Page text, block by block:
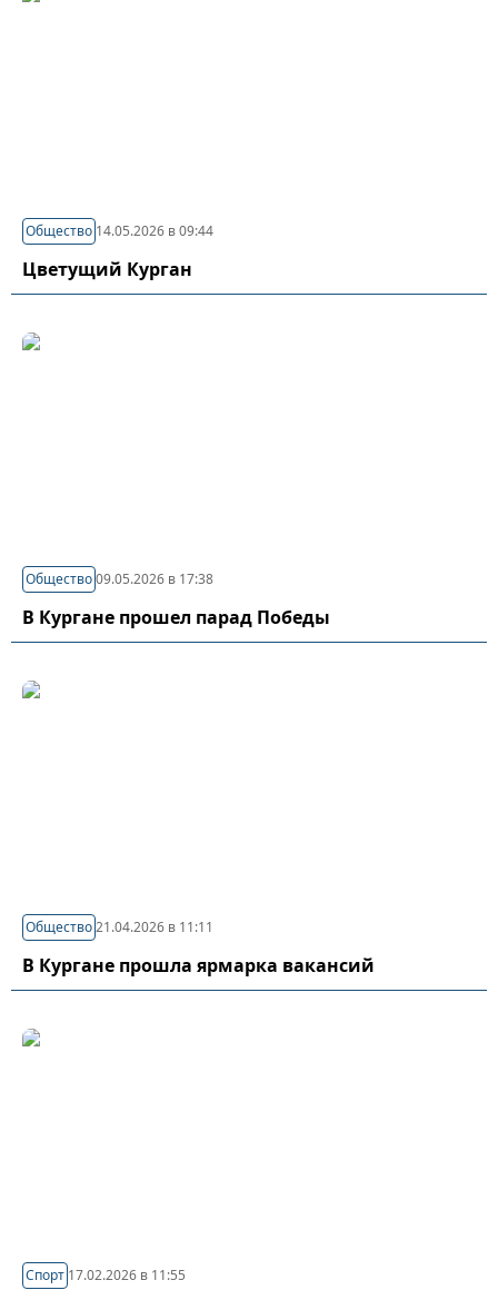
Общество 14.05.2026 в 09:44
Цветущий Курган
Общество09.05.2026 в 17:38
В Кургане прошел парад Победы
Общество21.04.2026 в 11:11
В Кургане прошла ярмарка вакансий
Спорт 17.02.2026 в 11:55